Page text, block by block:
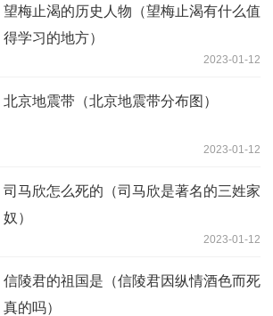
望梅止渴的历史人物（望梅止渴有什么值
得学习的地方）
2023-01-12
北京地震带（北京地震带分布图）
2023-01-12
司马欣怎么死的（司马欣是著名的三姓家
奴）
2023-01-12
信陵君的祖国是（信陵君因纵情酒色而死
真的吗）